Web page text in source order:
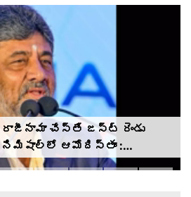
రాజీనామా చేస్తే జస్ట్ రెండు
నిమిషాల్లో ఆమోదిస్తాం :
ఎమ్మెల్యేలకు సీఎం డీకే